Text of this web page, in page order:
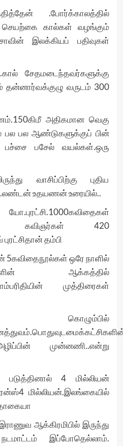
.போர்க்காலத்தில்
செயற்கை கால்கள் வழங்கும்
இலக்கியப் பதிவுகள்
சேதமடைந்தவர்களுக்கு
தன்னார்வக்குழு வருடம் 300
அதிகமான வெகு
பல பல ஆண்டுகளுக்குப் பின்
பச்சை பசேல் வயல்கள்.ஒரு
வாசிப்பிற்கு புதிய
உதயணன் உரையில்..
கவிஞர்கள் 420
தம்பி
5கவிதைநூல்கள் ஒரே நாளில்
ஆக்கத்தில்
முத்திரைகள்
முன்னணி..என்று
படுத்தினால் 4 மில்லியன்
மில்லியன்.இலங்கையில்
ஆக்கிரமிபில் இருந்து
இப்போதெல்லாம்.